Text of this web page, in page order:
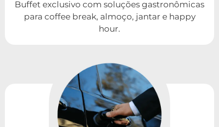
Buffet exclusivo com soluções gastronômicas
para coffee break, almoço, jantar e happy
hour.